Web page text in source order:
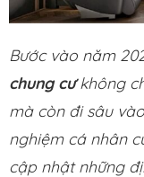
Bước vào năm
chung cưkhông
mà còn đi sâu
nghiệm cá nhân
cập nhật những